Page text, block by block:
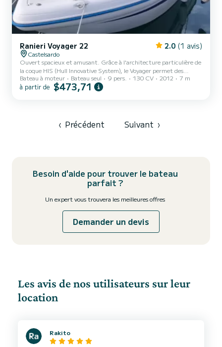
Ranieri Voyager 22 2.0 (1 avis)
Castelsardo
Ouvert spacieux et amusant. Grâce à l'architecture particulière de
la coque HIS (Hull Innovative System), le Voyager permet des
performances passionnantes et un planage immédiat même avec
des moteurs modestes, garantissant également des économies de
deux ensembles de canapés à l'arrière, pour...
Bateau à moteur Bateau seul 9 pers. 130 CV 2012 7 m
à partir de $473,71
‹ Précédent Suivant ›
Besoin d'aide pour trouver le bateau
parfait ?
Un expert vous trouvera les meilleures offres
Demander un devis
Les avis de nos utilisateurs sur leur
location
Rakito